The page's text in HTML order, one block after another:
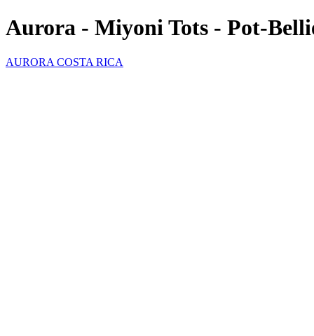
Aurora - Miyoni Tots - Pot-
AURORA COSTA RICA